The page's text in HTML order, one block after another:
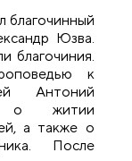
благочинный
Юзва.
благочиния.
к
Антоний
о житии
а также о
После